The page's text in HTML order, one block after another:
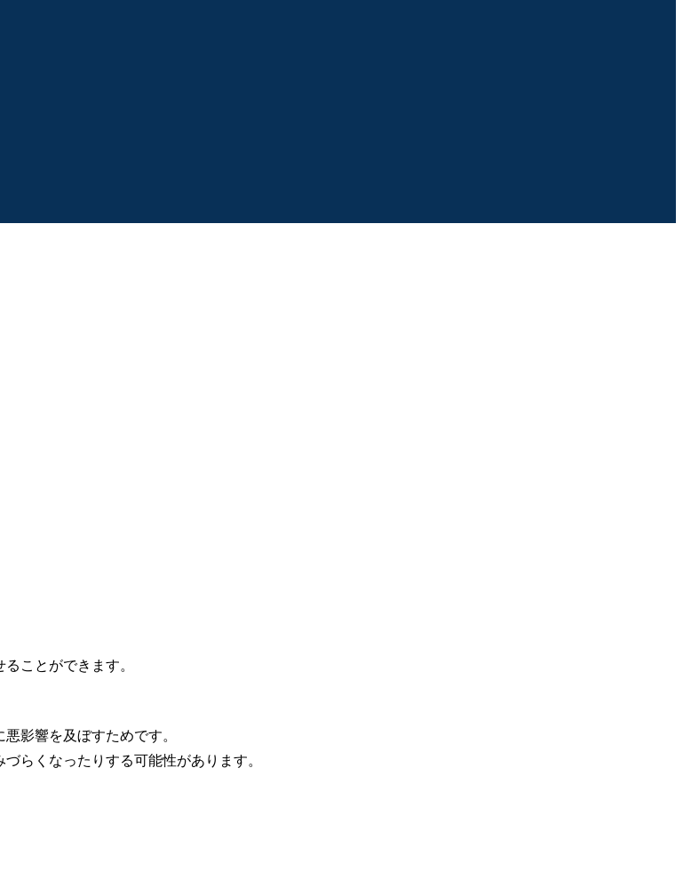
ことができます。
影響を及ぼすためです。
らくなったりする可能性があります。